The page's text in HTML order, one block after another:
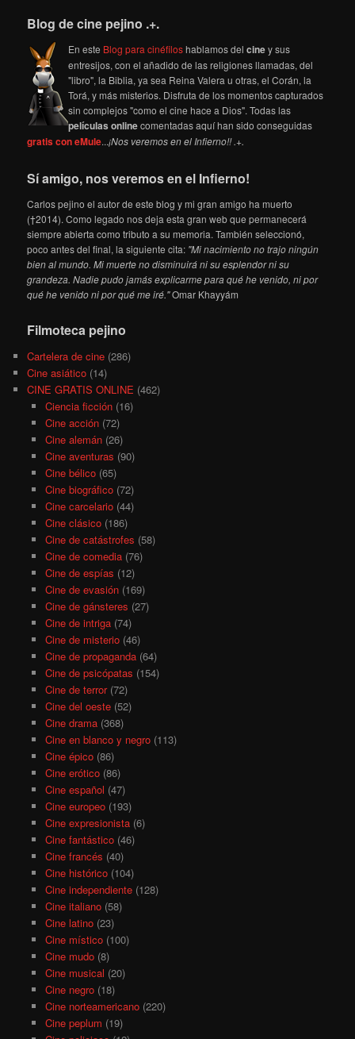
Blog de cine pejino .+.
En este Blog para cinéfiloshablamos delciney sus
entresijos, con el añadido de las religiones llamadas, del
"libro", la Biblia, ya sea Reina Valera u otras, el Corán, la
Torá, y más misterios. Disfruta de los momentos capturados
sin complejos "como el cine hace a Dios". Todas las
películas onlinecomentadas aquí han sido conseguidas
gratis con eMule...¡Nos veremos en el Infierno!! .+.
Sí amigo, nos veremos en el Infierno!
Carlos pejino el autor de este blog y mi gran amigo ha muerto
(†2014). Como legado nos deja esta gran web que permanecerá
siempre abierta como tributo a su memoria. También seleccionó,
poco antes del final, la siguiente cita: "Mi nacimiento no trajo ningún
bien al mundo. Mi muerte no disminuirá ni su esplendor ni su
grandeza. Nadie pudo jamás explicarme para qué he venido, ni por
qué he venido ni por qué me iré."Omar Khayyám
Filmoteca pejino
Cartelera de cine (286)
Cine asiático (14)
CINE GRATIS ONLINE (462)
Ciencia ficción(16)
Cine acción(72)
Cine alemán(26)
Cine aventuras (90)
Cine bélico(65)
Cine biográfico(72)
Cine carcelario(44)
Cine clásico(186)
Cine de catástrofes (58)
Cine de comedia(76)
Cine de espías (12)
Cine de evasión(169)
Cine de gánsteres (27)
Cine de intriga(74)
Cine de misterio(46)
Cine de propaganda(64)
Cine de psicópatas (154)
Cine de terror(72)
Cine del oeste(52)
Cine drama(368)
Cine en blanco y negro(113)
Cine épico(86)
Cine erótico(86)
Cine español (47)
Cine europeo(193)
Cine expresionista(6)
Cine fantástico(46)
Cine francés (40)
Cine histórico(104)
Cine independiente(128)
Cine italiano(58)
Cine latino(23)
Cine místico(100)
Cine mudo(8)
Cine musical (20)
Cine negro(18)
Cine norteamericano(220)
Cine peplum (19)